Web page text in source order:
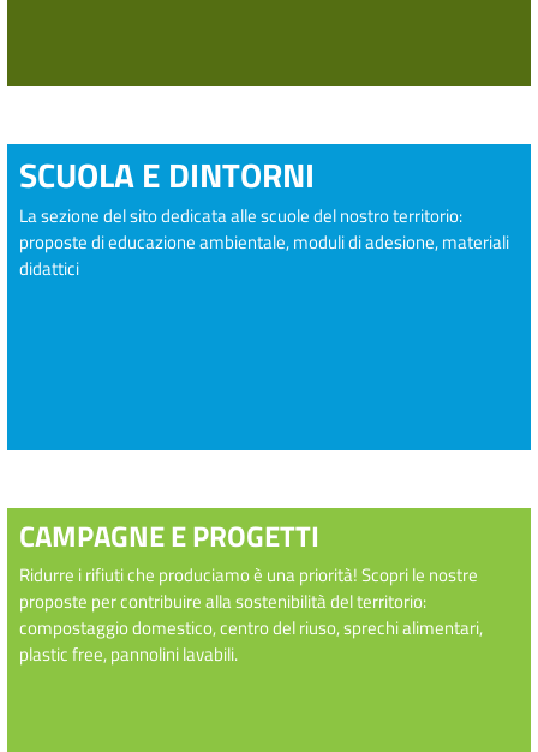
SCUOLA E DINTORNI
La sezione del sito dedicata alle scuole del nostro territorio:
proposte di educazione ambientale, moduli di adesione, materiali
didattici
CAMPAGNE E PROGETTI
Ridurre i rifiuti che produciamo è una priorità! Scopri le nostre
proposte per contribuire alla sostenibilità del territorio:
compostaggio domestico, centro del riuso, sprechi alimentari,
plastic free, pannolini lavabili.